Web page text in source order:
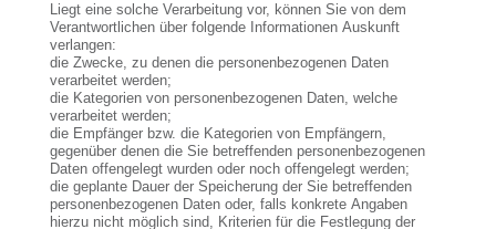
Liegt eine solche Verarbeitung vor, können Sie von dem
Verantwortlichen über folgende Informationen Auskunft
verlangen:
die Zwecke, zu denen die personenbezogenen Daten
verarbeitet werden;
die Kategorien von personenbezogenen Daten, welche
verarbeitet werden;
die Empfänger bzw. die Kategorien von Empfängern,
gegenüber denen die Sie betreffenden personenbezogenen
Daten offengelegt wurden oder noch offengelegt werden;
die geplante Dauer der Speicherung der Sie betreffenden
personenbezogenen Daten oder, falls konkrete Angaben
hierzu nicht möglich sind, Kriterien für die Festlegung der